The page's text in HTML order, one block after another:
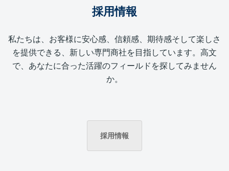
採用情報
私たちは、お客様に安心感、信頼感、期待感そして楽しさ
を提供できる、新しい専門商社を目指しています。高文
で、あなたに合った活躍のフィールドを探してみません
か。
採用情報